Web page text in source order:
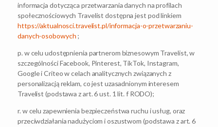
informacja dotycząca przetwarzania danych na profilach
społecznościowych Travelist dostępna jest pod linkiem
https://aktualnosci.travelist.pl/informacja-o-przetwarzaniu-
danych-osobowych ;
p. w celu udostępnienia partnerom biznesowym Travelist, w
szczególności Facebook, Pinterest, TikTok, Instagram,
Google i Criteo w celach analitycznych związanych z
personalizacją reklam, co jest uzasadnionym interesem
Travelist (podstawa z art. 6 ust. 1 lit. f RODO);
r. w celu zapewnienia bezpieczeństwa ruchu i usług, oraz
przeciwdziałania nadużyciom i oszustwom (podstawa z art. 6